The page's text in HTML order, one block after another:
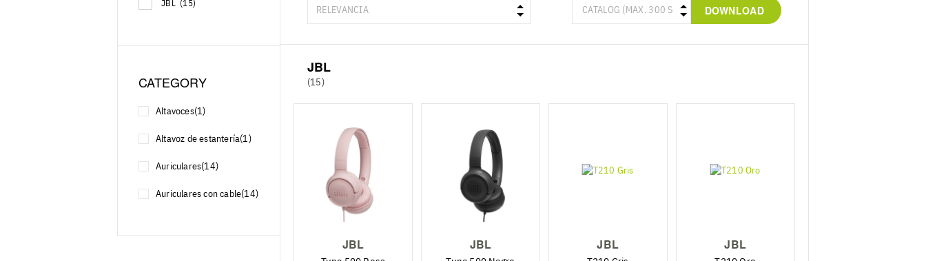
JBL (15)
CATEGORY
Altavoces(1)
Altavoz de estantería(1)
Auriculares(14)
Auriculares con cable(14)
DOWNLOAD
JBL
(15)
JBL JBL JBL JBL